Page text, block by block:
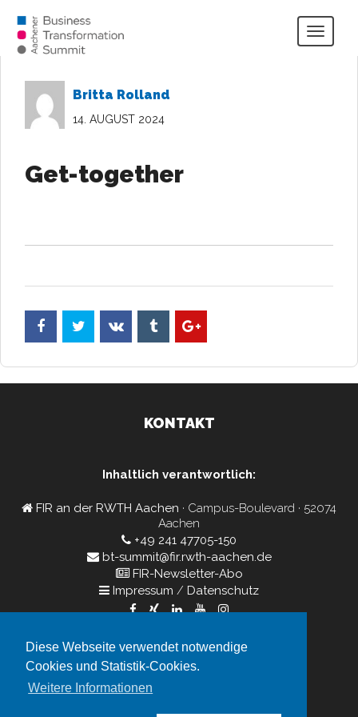
Diese Webseite verwendet notwendige
Cookies und Statistik-Cookies.
Weitere Informationen
Britta Rolland
14. AUGUST 2024
Get-together
KONTAKT
Inhaltlich verantwortlich:
FIR an der RWTH Aachen · Campus-Boulevard · 52074
Aachen
+49 241 47705-150
bt-summit@fir.rwth-aachen.de
FIR-Newsletter-Abo
Impressum / Datenschutz
Veranstalter:
Impressum/